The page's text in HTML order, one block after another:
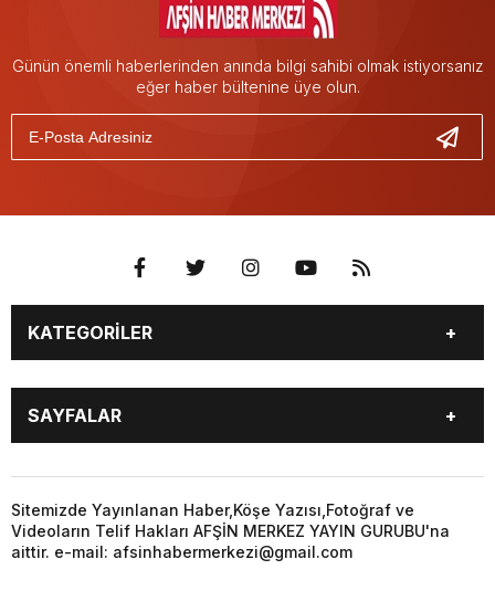
Günün önemli haberlerinden anında bilgi sahibi olmak istiyorsanız
eğer haber bültenine üye olun.
KATEGORİLER
EĞİTİM
EKONOMİ
GÜNCEL
SİYASET
YEREL HABERLER
KÜNYE
…
3. SAYFA
KÜLTÜR
SAYFALAR
GÜNCEL
ÖZEL HABER
SİYASET
YEREL HABERLER
KÜNYE
…
Sitemizde Yayınlanan Haber,Köşe Yazısı,Fotoğraf ve
Videoların Telif Hakları AFŞİN MERKEZ YAYIN GURUBU'na
aittir. e-mail: afsinhabermerkezi@gmail.com